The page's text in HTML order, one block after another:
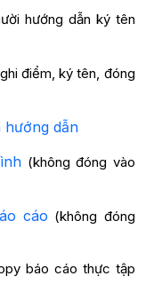
hướng dẫn ký tên
điểm, ký tên, đóng
hướng dẫn
(không đóng vào
cáo (không đóng
báo cáo thực tập